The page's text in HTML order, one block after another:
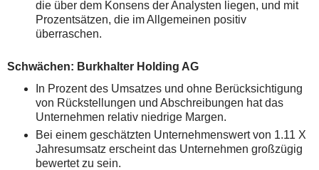
die über dem Konsens der Analysten liegen, und mit
Prozentsätzen, die im Allgemeinen positiv
überraschen.
Schwächen: Burkhalter Holding AG
In Prozent des Umsatzes und ohne Berücksichtigung
von Rückstellungen und Abschreibungen hat das
Unternehmen relativ niedrige Margen.
Bei einem geschätzten Unternehmenswert von 1.11 X
Jahresumsatz erscheint das Unternehmen großzügig
bewertet zu sein.